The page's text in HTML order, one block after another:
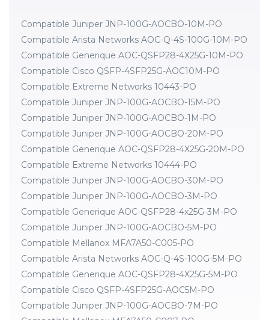
Compatible Juniper JNP-100G-AOCBO-10M-PO
Compatible Arista Networks AOC-Q-4S-100G-10M-PO
Compatible Generique AOC-QSFP28-4X25G-10M-PO
Compatible Cisco QSFP-4SFP25G-AOC10M-PO
Compatible Extreme Networks 10443-PO
Compatible Juniper JNP-100G-AOCBO-15M-PO
Compatible Juniper JNP-100G-AOCBO-1M-PO
Compatible Juniper JNP-100G-AOCBO-20M-PO
Compatible Generique AOC-QSFP28-4X25G-20M-PO
Compatible Extreme Networks 10444-PO
Compatible Juniper JNP-100G-AOCBO-30M-PO
Compatible Juniper JNP-100G-AOCBO-3M-PO
Compatible Generique AOC-QSFP28-4x25G-3M-PO
Compatible Juniper JNP-100G-AOCBO-5M-PO
Compatible Mellanox MFA7A50-C005-PO
Compatible Arista Networks AOC-Q-4S-100G-5M-PO
Compatible Generique AOC-QSFP28-4X25G-5M-PO
Compatible Cisco QSFP-4SFP25G-AOC5M-PO
Compatible Juniper JNP-100G-AOCBO-7M-PO